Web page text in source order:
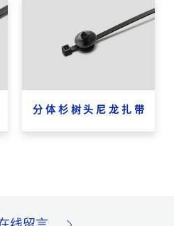
分体杉树头尼龙扎带